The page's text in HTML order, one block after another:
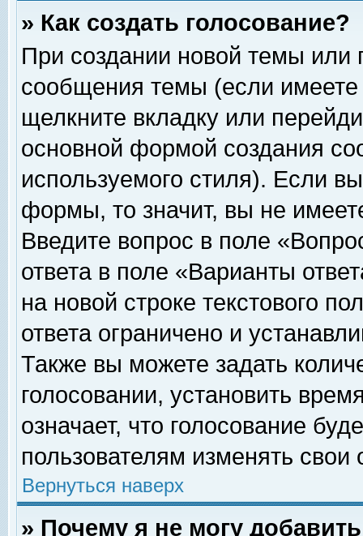
» Как создать голосование?
При создании новой темы или
сообщения темы (если
щелкните вкладку или
основной формой создания
используемого стиля). Если
формы, то значит, вы не
Введите вопрос в поле
ответа в поле «Варианты
на новой строке текстового
ответа ограничено и
Также вы можете задать
голосовании, установить
означает, что голосование
пользователям изменять свои
Вернуться наверх
» Почему я не могу